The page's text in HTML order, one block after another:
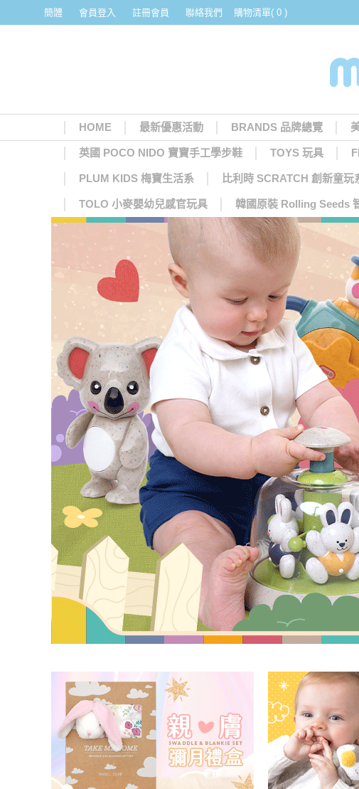
簡體 會員登入 註冊會員 聯絡我們 購物清單( 0 )
HOME 最新優惠活動 BRANDS 品牌總覽
英國 POCO NIDO 寶寶手工學步鞋 TOYS 玩具
PLUM KIDS 梅寶生活系 比利時 SCRATCH 創新童玩
TOLO 小麥嬰幼兒感官玩具 韓國原裝 Rolling Seeds